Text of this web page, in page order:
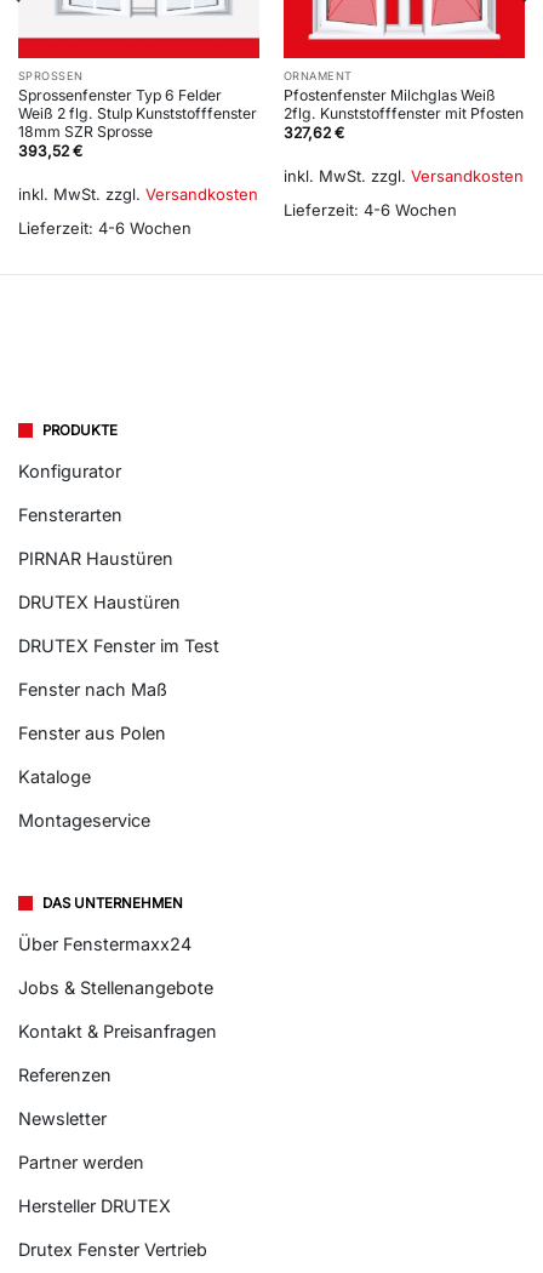
SPROSSEN
Sprossenfenster Typ 6 Felder
Weiß 2 flg. Stulp Kunststofffenster
18mm SZR Sprosse
393,52 €
inkl. MwSt. zzgl. Versandkosten
Lieferzeit: 4-6 Wochen
ORNAMENT
Pfostenfenster Milchglas Weiß
2flg. Kunststofffenster mit Pfosten
327,62 €
inkl. MwSt. zzgl. Versandkosten
Lieferzeit: 4-6 Wochen
PRODUKTE
Konfigurator
Fensterarten
PIRNAR Haustüren
DRUTEX Haustüren
DRUTEX Fenster im Test
Fenster nach Maß
Fenster aus Polen
Kataloge
Montageservice
DAS UNTERNEHMEN
Über Fenstermaxx24
Jobs & Stellenangebote
Kontakt & Preisanfragen
Referenzen
Newsletter
Partner werden
Hersteller DRUTEX
Drutex Fenster Vertrieb